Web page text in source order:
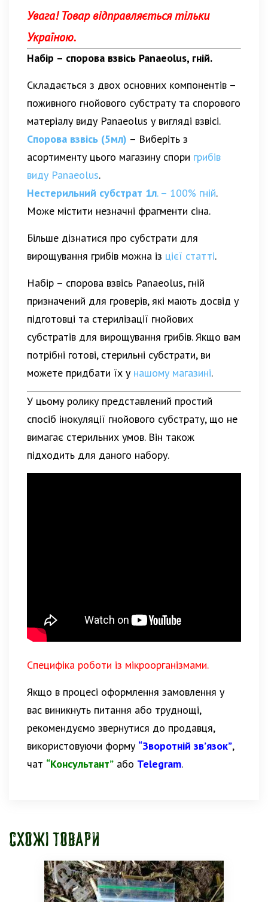
Увага! Товар відправляється тільки
Україною.
Набір – спорова взвісь Panaeolus, гній.
Складається з двох основних компонентів –
поживного гнойового субстрату та спорового
матеріалу виду Panaeolus у вигляді взвісі.
Спорова взвісь (5мл) – Виберіть з
асортименту цього магазину спори грибів
виду Panaeolus.
Нестерильний субстрат 1л. – 100% гній.
Може містити незначні фрагменти сіна.
Більше дізнатися про субстрати для
вирощування грибів можна із цієї статті.
Набір – спорова взвісь Panaeolus, гній
призначений для гроверів, які мають досвід у
підготовці та стерилізації гнойових
субстратів для вирощування грибів. Якщо вам
потрібні готові, стерильні субстрати, ви
можете придбати їх у нашому магазині.
У цьому ролику представлений простий
спосіб інокуляції гнойового субстрату, що не
вимагає стерильних умов. Він також
підходить для даного набору.
Специфіка роботи із мікроорганізмами.
Якщо в процесі оформлення замовлення у
вас виникнуть питання або труднощі,
рекомендуємо звернутися до продавця,
використовуючи форму “Зворотній зв’язок”,
чат “Консультант” або Telegram.
Схожі товари